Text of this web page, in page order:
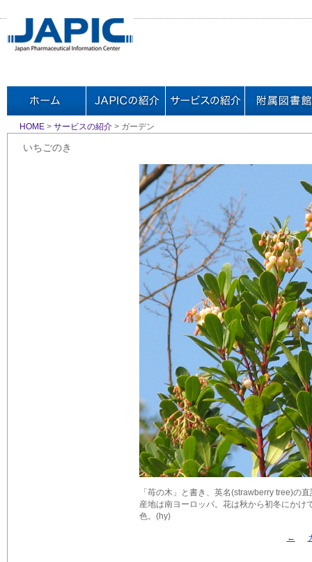
HOME > サービスの紹介 > ガーデン
いちごのき
「苺の木」と書き、英名(strawberry tree)の
産地は南ヨーロッパ。花は秋から初冬にか
色。(hy)
←